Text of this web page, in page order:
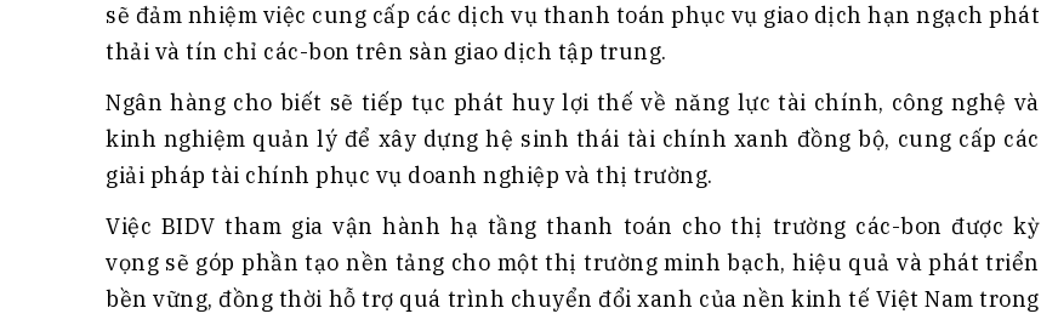
sẽ đảm nhiệm việc cung cấp các dịch vụ thanh toán phục vụ giao dịch hạn ngạch phát
thải và tín chỉ các-bon trên sàn giao dịch tập trung.
Ngân hàng cho biết sẽ tiếp tục phát huy lợi thế về năng lực tài chính, công nghệ và
kinh nghiệm quản lý để xây dựng hệ sinh thái tài chính xanh đồng bộ, cung cấp các
giải pháp tài chính phục vụ doanh nghiệp và thị trường.
Việc BIDV tham gia vận hành hạ tầng thanh toán cho thị trường các-bon được kỳ
vọng sẽ góp phần tạo nền tảng cho một thị trường minh bạch, hiệu quả và phát triển
bền vững, đồng thời hỗ trợ quá trình chuyển đổi xanh của nền kinh tế Việt Nam trong